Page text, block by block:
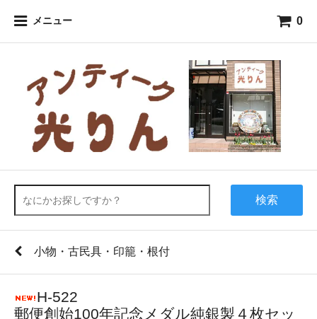
メニュー 0
検索
小物・古民具・印籠・根付
H-522
郵便創始100年記念メダル純銀製４枚セッ